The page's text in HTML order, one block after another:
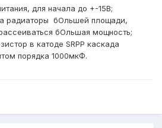
для начала до +-15В;
радиаторы бОльшей площади,
бОльшая мощность;
в катоде SRPP каскада
порядка 1000мкФ.